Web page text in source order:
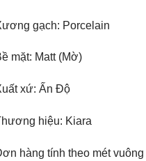
gạch: Porcelain
mặt: Matt (Mờ)
xứ: Ấn Độ
hiệu: Kiara
hàng tính theo mét vuông